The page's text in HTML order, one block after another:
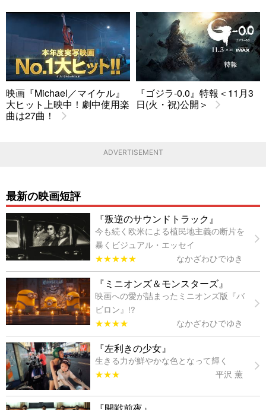
映画『Michael／マイケル』
大ヒット上映中！劇中使用楽
曲は27曲！
『ゴジラ-0.0』特報＜11月3
日(火・祝)公開＞
ADVERTISEMENT
最新の映画短評
『叛逆のサウンドトラック』
今も続く欧米による植民地主義の断片を
暴くビジュアル・エッセイ
★★★★★
なかざわひでゆき
『ミニオンズ＆モンスターズ』
映画への愛が詰まったミニオンズ版『バ
ビロン』!?
★★★★
なかざわひでゆき
『左利きの少女』
生きる力が鮮やかな色となって輝く
★★★
平沢 薫